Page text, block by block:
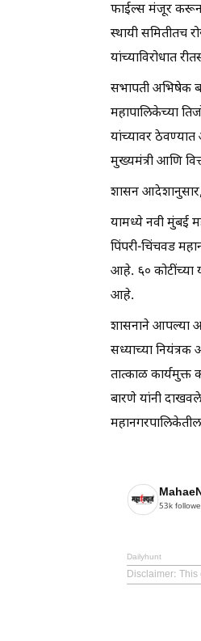
फाईल्स मंजूर करून
स्थायी समितीतच
यांच्याविरोधात
सभापती अभिषेक
महापालिकेच्या
यांच्यावर ठेवण्यात
मुख्यमंत्री आणि
शासन आदेशानुसार,
यामध्ये नवी मुंबई
पिंपरी-चिंचवड
आहे. ६० कोटींच्या
आहे.
शासनाने आपल्या
सध्याच्या नियंत्रक
तात्काळ
बारणे यांनी
53k
Dailyhunt
Disclaimer: This